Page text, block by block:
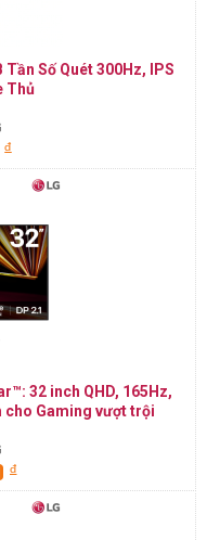
Số Quét 300Hz, IPS
Thủ
đ
32 inch QHD, 165Hz,
cho Gaming vượt trội
đ